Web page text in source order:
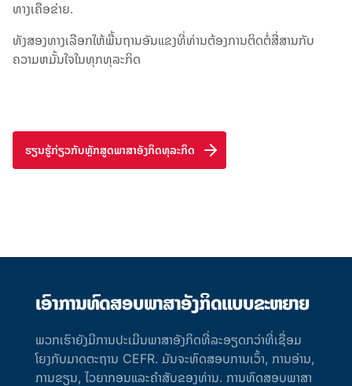
ທາງເຄືອຂ່າຍ.
ທັງສອງທາງເລືອກໃຫ້ພື້ນຖານອັນແຂງທີ່ທ່ານຕ້ອງການຕິດຕໍ່ສື່ສານກັບ
ຄວາມຫມັ້ນໃຈໃນທຸກທຸລະກິດ
ຮຽນຮູ້ກ່ຽວກັບຫຼັກສູດພາສາອັງກິດທຸລະກິດ
ເອົາການທົດສອບພາສາອັງກິດແບບຂະຫຍາຍ
ພວກເຮົາຍັງມີການປະເມີນພາສາອັງກິດທີ່ລະອຽດກວ່າທີ່ເຊື່ອມ
ໂຍງກັບມາດຕະຖານ CEFR. ມັນຈະທົດສອບການເວົ້າ, ການອ່ານ,
ການຂຽນ, ໄວຍາກອນແລະຄໍາສັບຂອງທ່ານ. ການທົດສອບພາສາ